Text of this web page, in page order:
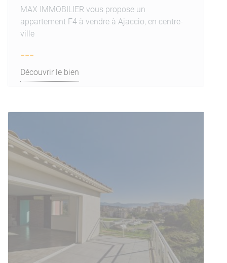
MAX IMMOBILIER vous propose un
appartement F4 à vendre à Ajaccio, en centre-
ville
---
Découvrir le bien